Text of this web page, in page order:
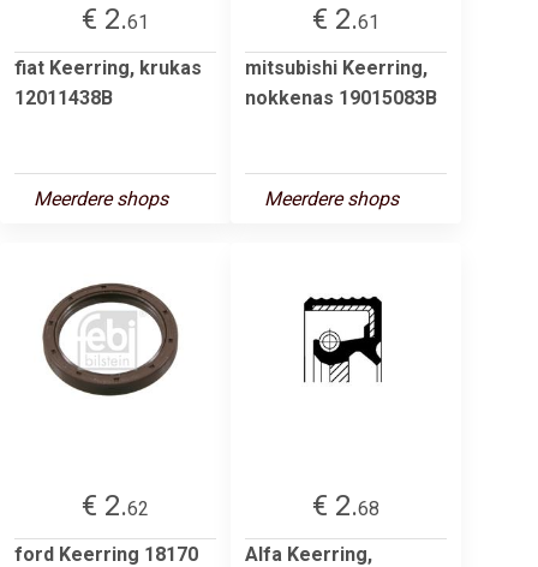
€ 2.61
fiat Keerring, krukas
12011438B
Meerdere shops
€ 2.61
mitsubishi Keerring,
nokkenas 19015083B
Meerdere shops
€ 2.62
ford Keerring 18170
€ 2.68
Alfa Keerring,